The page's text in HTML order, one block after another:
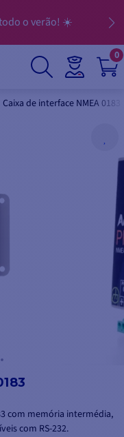
o verão! ☀️
0
Caixa de interface NMEA 0183
com memória intermédia,
com RS-232.